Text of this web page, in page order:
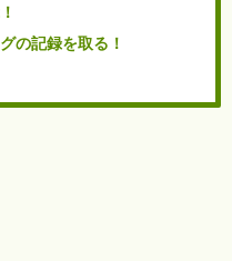
の記録を取る！